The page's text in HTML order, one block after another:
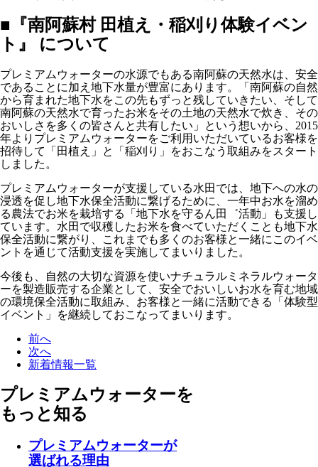
■『南阿蘇村 田植え・稲刈り体験イベン
ト』 について
プレミアムウォーターの水源でもある南阿蘇の天然水は、安全
であることに加え地下水量が豊富にあります。「南阿蘇の自然
から育まれた地下水をこの先もずっと残していきたい、そして
南阿蘇の天然水で育ったお米をその土地の天然水で炊き、その
おいしさを多くの皆さんと共有したい」という想いから、2015
年よりプレミアムウォーターをご利用いただいているお客様を
招待して「田植え」と「稲刈り」をおこなう取組みをスタート
しました。
プレミアムウォーターが支援している水田では、地下への水の
浸透を促し地下水保全活動に繋げるために、一年中お水を溜め
る農法でお米を栽培する「地下水を守るん田゛活動」も支援し
ています。水田で収穫したお米を食べていただくことも地下水
保全活動に繋がり、これまでも多くのお客様と一緒にこのイベ
ントを通じて活動支援を実施してまいりました。
今後も、自然の大切な資源を使いナチュラルミネラルウォータ
ーを製造販売する企業として、安全でおいしいお水を育む地域
の環境保全活動に取組み、お客様と一緒に活動できる「体験型
イベント」を継続しておこなってまいります。
前へ
次へ
新着情報一覧
プレミアムウォーターを
もっと知る
プレミアムウォーターが
選ばれる理由